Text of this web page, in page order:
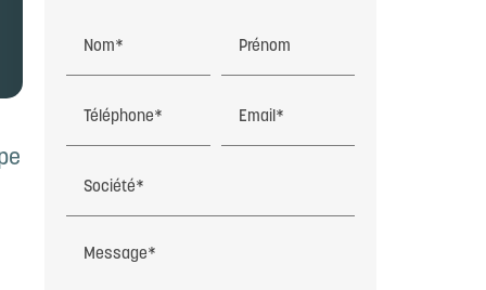
Nom* Prénom
Téléphone* Email*
Société*
Message*